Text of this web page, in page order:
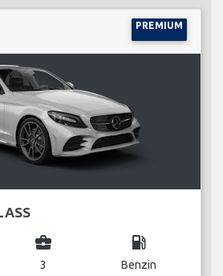
PREMIUM
business_center
3
local_gas_station
Benzin